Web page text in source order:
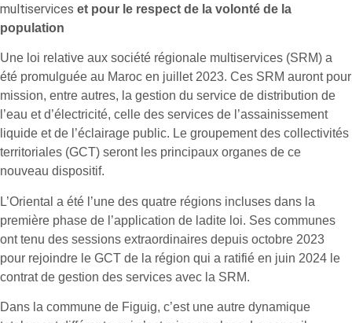
multiservices et pour le respect de la volonté de la
population
Une loi relative aux société régionale multiservices (SRM) a
été promulguée au Maroc en juillet 2023. Ces SRM auront pour
mission, entre autres, la gestion du service de distribution de
l’eau et d’électricité, celle des services de l’assainissement
liquide et de l’éclairage public. Le groupement des collectivités
territoriales (GCT) seront les principaux organes de ce
nouveau dispositif.
L’Oriental a été l’une des quatre régions incluses dans la
première phase de l’application de ladite loi. Ses communes
ont tenu des sessions extraordinaires depuis octobre 2023
pour rejoindre le GCT de la région qui a ratifié en juin 2024 le
contrat de gestion des services avec la SRM.
Dans la commune de Figuig, c’est une autre dynamique